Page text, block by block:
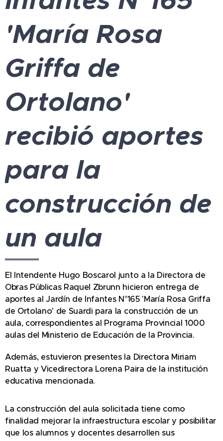
'María Rosa
Griffa de
Ortolano'
recibió aportes
para la
construcción de
un aula
El Intendente Hugo Boscarol junto a la Directora de
Obras Públicas Raquel Zbrunn hicieron entrega de
aportes al Jardín de Infantes N°165 'María Rosa Griffa
de Ortolano' de Suardi para la construcción de un
aula, correspondientes al Programa Provincial 1000
aulas del Ministerio de Educación de la Provincia.
Además, estuvieron presentes la Directora Miriam
Ruatta y Vicedirectora Lorena Paira de la institución
educativa mencionada.
La construcción del aula solicitada tiene como
finalidad mejorar la infraestructura escolar y posibilitar
que los alumnos y docentes desarrollen sus